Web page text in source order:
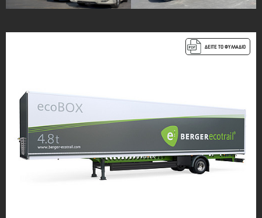
ΔΕΙΤΕ ΤΟ ΦΥΛΛΑΔΙΟ